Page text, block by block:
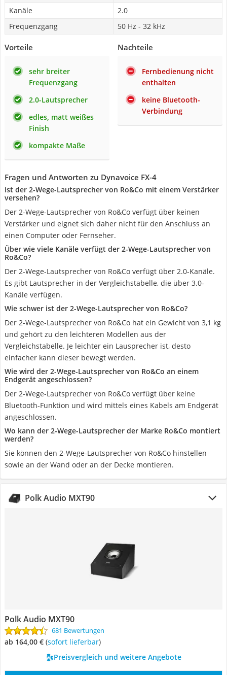
Kanäle
2.0
Frequenzgang
50 Hz - 32 kHz
Vorteile
sehr breiter
Frequenzgang
2.0-Lautsprecher
edles, matt weißes
Finish
kompakte Maße
Nachteile
Fernbedienung nicht
enthalten
keine Bluetooth-
Verbindung
Fragen und Antworten zu Dynavoice FX-4
Ist der 2-Wege-Lautsprecher von Ro&Co mit einem Verstärker
versehen?
Der 2-Wege-Lautsprecher von Ro&Co verfügt über keinen
Verstärker und eignet sich daher nicht für den Anschluss an
einen Computer oder Fernseher.
Über wie viele Kanäle verfügt der 2-Wege-Lautsprecher von
Ro&Co?
Der 2-Wege-Lautsprecher von Ro&Co verfügt über 2.0-Kanäle.
Es gibt Lautsprecher in der Vergleichstabelle, die über 3.0-
Kanäle verfügen.
Wie schwer ist der 2-Wege-Lautsprecher von Ro&Co?
Der 2-Wege-Lautsprecher von Ro&Co hat ein Gewicht von 3,1 kg
und gehört zu den leichteren Modellen aus der
Vergleichstabelle. Je leichter ein Lausprecher ist, desto
einfacher kann dieser bewegt werden.
Wie wird der 2-Wege-Lautsprecher von Ro&Co an einem
Endgerät angeschlossen?
Der 2-Wege-Lautsprecher von Ro&Co verfügt über keine
Bluetooth-Funktion und wird mittels eines Kabels am Endgerät
angeschlossen.
Wo kann der 2-Wege-Lautsprecher der Marke Ro&Co montiert
werden?
Sie können den 2-Wege-Lautsprecher von Ro&Co hinstellen
sowie an der Wand oder an der Decke montieren.
Polk Audio MXT90
Polk Audio MXT90
681 Bewertungen
ab 164,00 € ( Sofort lieferbar)
Preisvergleich und weitere Angebote